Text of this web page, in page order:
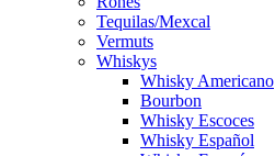
Tequilas/Mexcal
Vermuts
Whiskys
Whisky Americano
Bourbon
Whisky Escoces
Whisky Español